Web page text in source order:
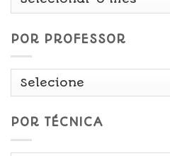
POR PROFESSOR
POR TÉCNICA